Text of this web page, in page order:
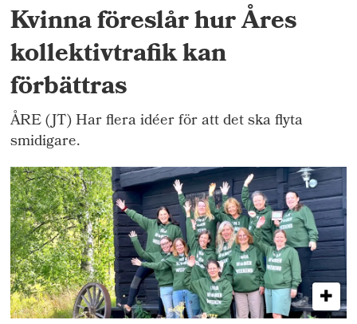
Kvinna föreslår hur Åres
kollektivtrafik kan
förbättras
ÅRE (JT) Har flera idéer för att det ska flyta
smidigare.